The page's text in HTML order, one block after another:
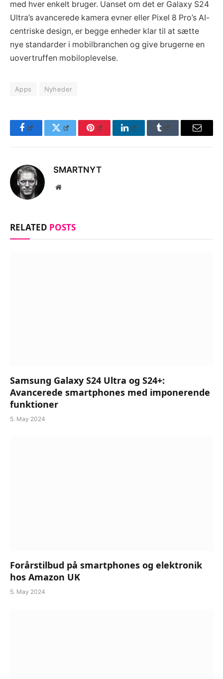
med hver enkelt bruger. Uanset om det er Galaxy S24
Ultra’s avancerede kamera evner eller Pixel 8 Pro’s AI-
centriske design, er begge enheder klar til at sætte
nye standarder i mobilbranchen og give brugerne en
uovertruffen mobiloplevelse.
Apps Nyheder
FacebookTwitter Pinterest LinkedInTumblr Email
SMARTNYT
Website
RELATED POSTS
Samsung Galaxy S24 Ultra og S24+:
Avancerede smartphones med imponerende
funktioner
5. May 2024
Forårstilbud på smartphones og elektronik
hos Amazon UK
5. May 2024